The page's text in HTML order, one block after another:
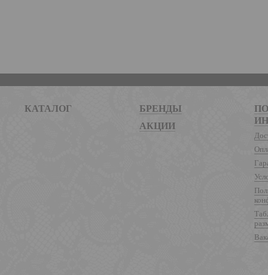
КАТАЛОГ
БРЕНДЫ
АКЦИИ